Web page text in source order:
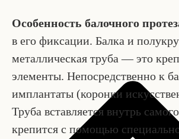
Особенность балочного
в его фиксации. Балка и
металлическая труба — это
элементы. Непосредственно к
имплантаты (коронки
Труба вставляется внутрь
крепится с помощью